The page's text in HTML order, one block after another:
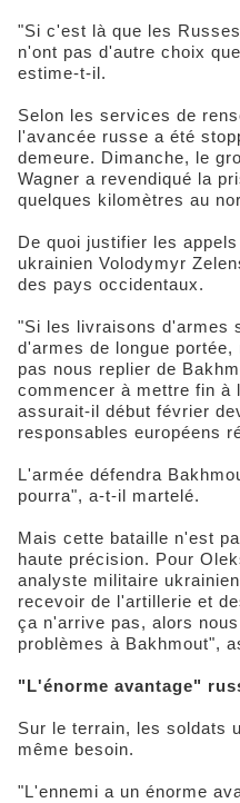
"Si c'est là que les
n'ont pas d'autre choix
estime-t-il.
Selon les services de
l'avancée russe a été
demeure. Dimanche, le
Wagner a revendiqué la
quelques kilomètres au
De quoi justifier les
ukrainien Volodymyr
des pays occidentaux.
"Si les livraisons d'armes
d'armes de longue
pas nous replier de
commencer à mettre fin à
assurait-il début février
responsables européens
L'armée défendra
pourra", a-t-il martelé.
Mais cette bataille n'est
haute précision. Pour
analyste militaire
recevoir de l'artillerie et
ça n'arrive pas, alors
problèmes à Bakhmout",
"L'énorme avantage"
Sur le terrain, les soldats
même besoin.
"L'ennemi a un énorme